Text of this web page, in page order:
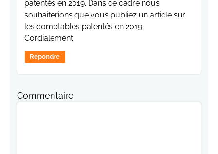
patentés en 2019. Dans ce cadre nous
souhaiterions que vous publiez un article sur
les comptables patentés en 2019.
Cordialement
Répondre
Commentaire